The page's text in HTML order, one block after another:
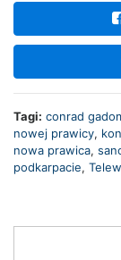
Tagi: conrad
nowej prawicy,
nowa prawica,
podkarpacie,